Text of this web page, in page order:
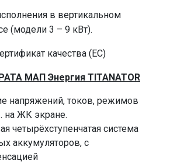
в вертикальном
(модели 3 – 9 кВт).
качества (ЕС)
МАП Энергия TITANATOR
напряжений, токов, режимов
на ЖК экране.
четырёхступенчатая система
аккумуляторов, с